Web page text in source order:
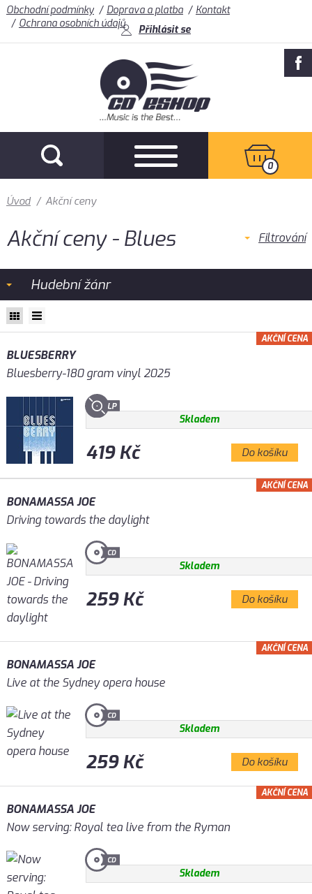
Obchodní podmínky Doprava a platba
Kontakt
Ochrana osobních údajů
Přihlásit se
0
Úvod / Akční ceny
Akční ceny - Blues Filtrování
Hudební žánr
BLUESBERRY
Bluesberry-180 gram vinyl 2025
Skladem
419 Kč Do košíku
AKČNÍ CENA
BONAMASSA JOE
Driving towards the daylight
Skladem
259 Kč Do košíku
AKČNÍ CENA
BONAMASSA JOE
Live at the Sydney opera house
Skladem
259 Kč Do košíku
AKČNÍ CENA
BONAMASSA JOE
Now serving: Royal tea live from the Ryman
Skladem
AKČNÍ CENA